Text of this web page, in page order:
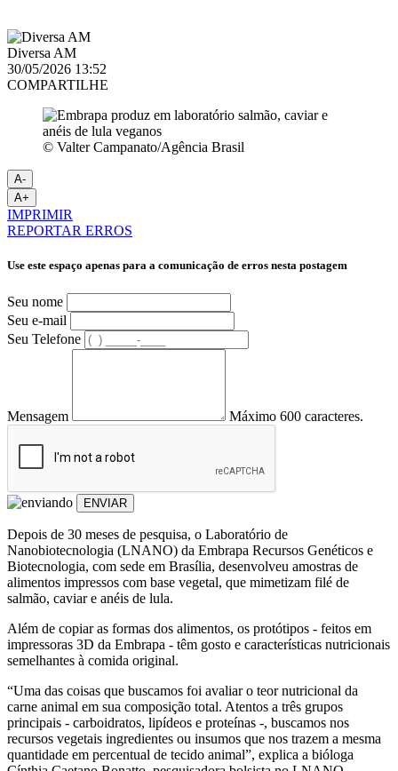
Diversa AM
30/05/2026 13:52
COMPARTILHE
© Valter Campanato/Agência Brasil
A-
A+
IMPRIMIR
REPORTAR ERROS
Use este espaço apenas para a comunicação de erros nesta postagem
Seu nome
Seu e-mail
Seu Telefone
Mensagem Máximo 600 caracteres.
ENVIAR
Depois de 30 meses de pesquisa, o Laboratório de
Nanobiotecnologia (LNANO) da Embrapa Recursos Genéticos e
Biotecnologia, com sede em Brasília, desenvolveu amostras de
alimentos impressos com base vegetal, que mimetizam filé de
salmão, caviar e anéis de lula.
Além de copiar as formas dos alimentos, os protótipos - feitos em
impressoras 3D da Embrapa - têm gosto e características nutricionais
semelhantes à comida original.
“Uma das coisas que buscamos foi avaliar o teor nutricional da
carne animal em sua composição total. Atentos a três grupos
principais - carboidratos, lipídeos e proteínas -, buscamos nos
recursos vegetais ingredientes ou insumos que nos trazem a mesma
quantidade em percentual de tecido animal”, explica a bióloga